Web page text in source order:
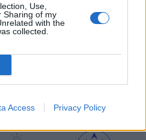
Use,
Sharing of my
with the
collected.
Access Privacy Policy
κύματος
παραλιών